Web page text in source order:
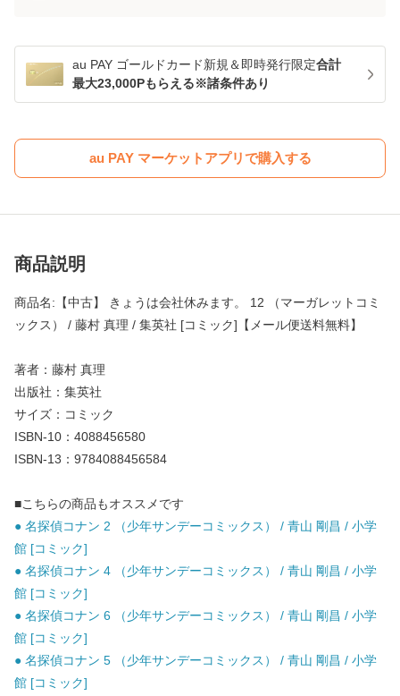
au PAY ゴールドカード新規＆即時発行限定合計
最大23,000Pもらえる※諸条件あり
au PAY マーケットアプリで購入する
商品説明
商品名:【中古】 きょうは会社休みます。 12 （マーガレットコミ
ックス） / 藤村 真理 / 集英社 [コミック]【メール便送料無料】
著者：藤村 真理
出版社：集英社
サイズ：コミック
ISBN-10：4088456580
ISBN-13：9784088456584
■こちらの商品もオススメです
● 名探偵コナン 2 （少年サンデーコミックス） / 青山 剛昌 / 小学
館 [コミック]
● 名探偵コナン 4 （少年サンデーコミックス） / 青山 剛昌 / 小学
館 [コミック]
● 名探偵コナン 6 （少年サンデーコミックス） / 青山 剛昌 / 小学
館 [コミック]
● 名探偵コナン 5 （少年サンデーコミックス） / 青山 剛昌 / 小学
館 [コミック]